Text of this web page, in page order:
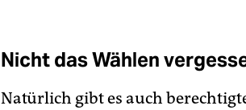
Nicht das Wählen
Natürlich gibt es auch